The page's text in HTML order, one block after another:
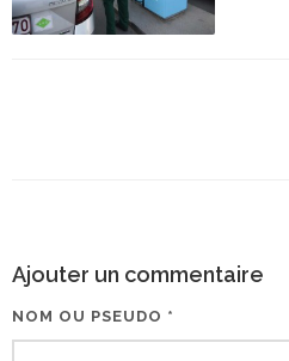
Ajouter un commentaire
NOM OU PSEUDO *